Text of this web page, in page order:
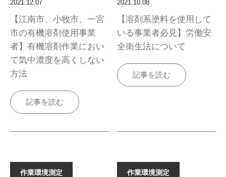
2021.12.07
【江南市、小牧市、一宮
市の有機溶剤使用事業
者】有機溶剤作業におい
て気中濃度を高くしない
方法
記事を読む
2021.10.08
【溶剤系塗料を使用して
いる事業者必見】労働安
全衛生法について
記事を読む
作業環境測定 作業環境測定